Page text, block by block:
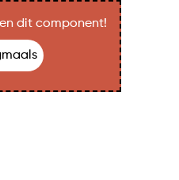
dit component!